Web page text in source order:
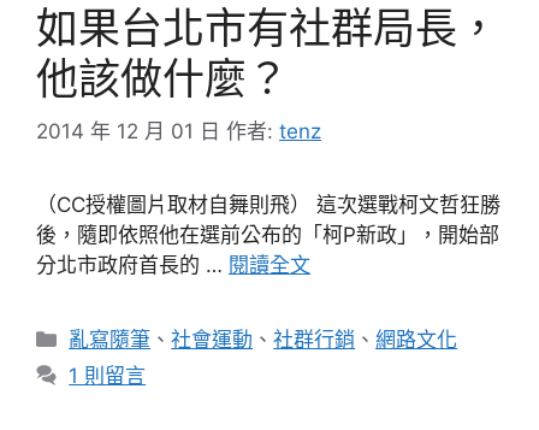
如果台北市有社群局長，
他該做什麼？
2014 年 12 月 01 日 作者: tenz
（CC授權圖片取材自舞則飛） 這次選戰柯文哲狂勝
後，隨即依照他在選前公布的「柯P新政」，開始部
分北市政府首長的 … 閱讀全文
分
類
亂寫隨筆 、社會運動 、社群行銷 、網路文化
1 則留言